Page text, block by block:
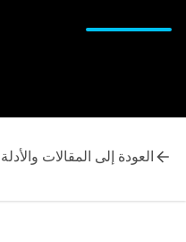
العودة إلى المقالات والأدلة